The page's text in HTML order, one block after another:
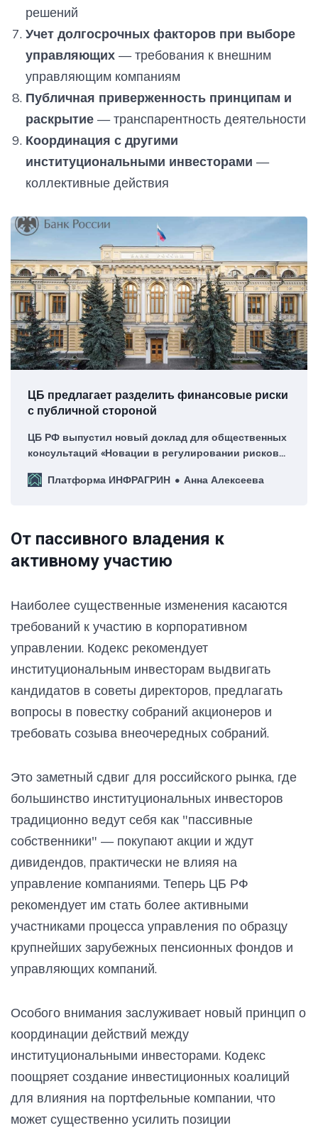
решений
Учет долгосрочных факторов при выборе
управляющих— требования к внешним
управляющим компаниям
Публичная приверженность принципам и
раскрытие— транспарентность деятельности
Координация с другими
институциональными инвесторами —
коллективные действия
ЦБ предлагает разделить финансовые риски
с публичной стороной
ЦБ РФ выпустил новый доклад для общественных
консультаций «Новации в регулировании рисков
партнерства».
Платформа ИНФРАГРИН Анна Алексеева
От пассивного владения к
активному участию
Наиболее существенные изменения касаются
требований к участию в корпоративном
управлении. Кодекс рекомендует
институциональным инвесторам выдвигать
кандидатов в советы директоров, предлагать
вопросы в повестку собраний акционеров и
требовать созыва внеочередных собраний.
Это заметный сдвиг для российского рынка, где
большинство институциональных инвесторов
традиционно ведут себя как "пассивные
собственники" — покупают акции и ждут
дивидендов, практически не влияя на
управление компаниями. Теперь ЦБ РФ
рекомендует им стать более активными
участниками процесса управления по образцу
крупнейших зарубежных пенсионных фондов и
управляющих компаний.
Особого внимания заслуживает новый принцип о
координации действий между
институциональными инвесторами. Кодекс
поощряет создание инвестиционных коалиций
для влияния на портфельные компании, что
может существенно усилить позиции